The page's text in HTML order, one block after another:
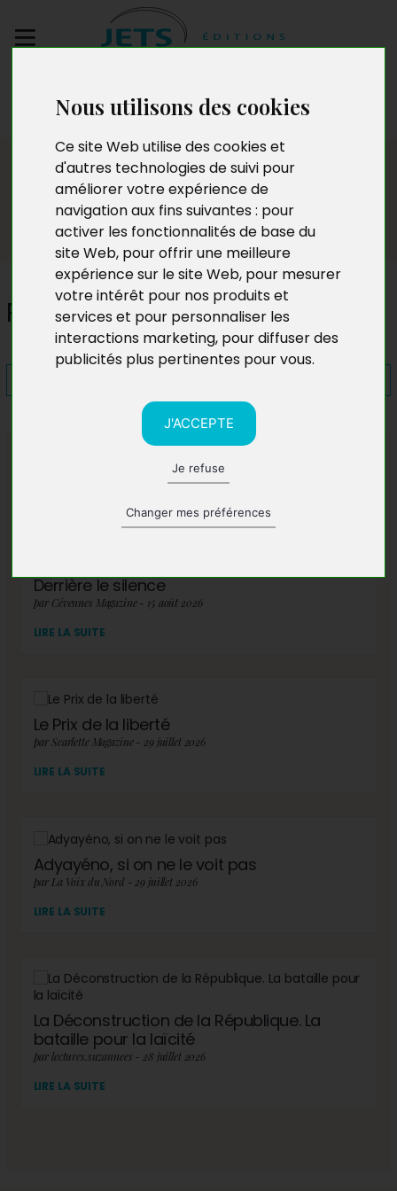
Nous utilisons des cookies
Ce site Web utilise des cookies et
d'autres technologies de suivi pour
améliorer votre expérience de
navigation aux fins suivantes : pour
activer les fonctionnalités de base du
site Web, pour offrir une meilleure
expérience sur le site Web, pour mesurer
votre intérêt pour nos produits et
services et pour personnaliser les
interactions marketing, pour diffuser des
publicités plus pertinentes pour vous.
J'ACCEPTE
Je refuse
Changer mes préférences
manuscrit
Presse
Répercussions
A lire également
Derrière le silence
par Cévennes Magazine - 15 août 2026
LIRE LA SUITE
Le Prix de la liberté
par Scarlette Magazine - 29 juillet 2026
LIRE LA SUITE
Adyayéno, si on ne le voit pas
par La Voix du Nord - 29 juillet 2026
LIRE LA SUITE
La Déconstruction de la République. La
bataille pour la laïcité
par lectures.suzannees - 28 juillet 2026
LIRE LA SUITE